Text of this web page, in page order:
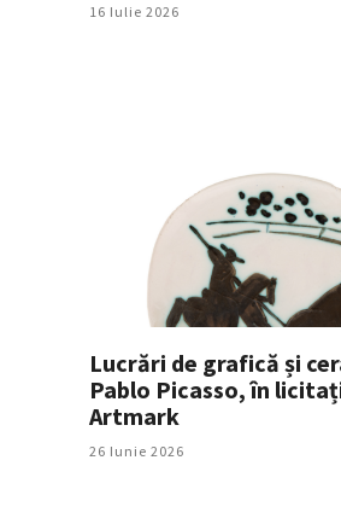
16 Iulie 2026
Lucrări de grafică și
Pablo Picasso, în
Artmark
26 Iunie 2026